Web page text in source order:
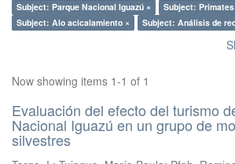
Subject: Parque Nacional Iguazú ×
Subject: Primates
Subject: Alo acicalamiento ×
Subject: Análisis de
Now showing items 1-1 of 1
Evaluación del efecto del turismo
Nacional Iguazú en un grupo de
silvestres